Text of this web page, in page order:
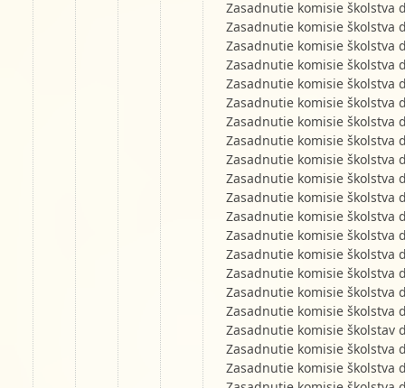
Zasadnutie komisie školstva
Zasadnutie komisie školstva
Zasadnutie komisie školstva
Zasadnutie komisie školstva
Zasadnutie komisie školstva
Zasadnutie komisie školstva
Zasadnutie komisie školstva
Zasadnutie komisie školstva
Zasadnutie komisie školstva
Zasadnutie komisie školstva
Zasadnutie komisie školstva
Zasadnutie komisie školstva
Zasadnutie komisie školstva
Zasadnutie komisie školstva
Zasadnutie komisie školstva
Zasadnutie komisie školstva
Zasadnutie komisie školstva
Zasadnutie komisie školstav
Zasadnutie komisie školstva
Zasadnutie komisie školstva